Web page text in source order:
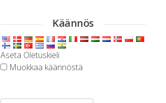
Käännös
Aseta Oletuskieli
Muokkaa käännöstä